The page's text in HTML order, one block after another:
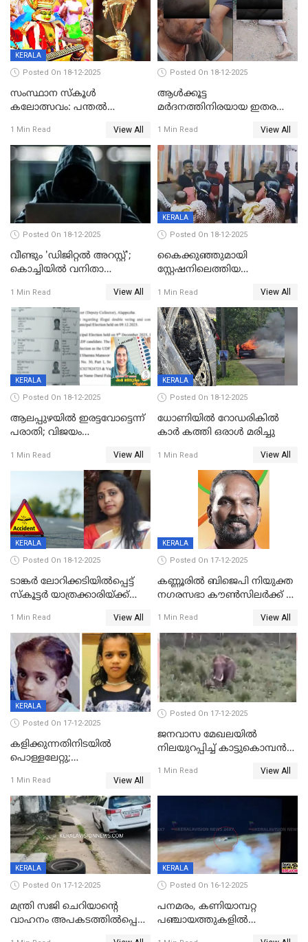
KERALA
Posted On 18-12-2025
സംസ്ഥാന സ്കൂൾ
കലോത്സവം: പന്തൽ
1 Min Read View All
Posted On 18-12-2025
ആൾക്കൂട്ട
മർദനത്തിനിരയായ ഇതര
നടുക്കുന്ന സംഭവം
വാളയാറിൽ
1 Min Read View All
Posted On 18-12-2025
വീണ്ടും 'ഡിജിറ്റല്‍ അറസ്റ്റ്';
കൊച്ചിയില്‍ വനിതാ
കോടി രൂപ
1 Min Read View All
KERALA
Posted On 18-12-2025
കൈക്കുഞ്ഞുമായി
സ്റ്റേഷനിലെത്തിയ
കരണത്തടിച്ചു; CC ടിവി
ദൃശ്യങ്ങൾ പുറത്ത്
1 Min Read View All
KERALA
Posted On 18-12-2025
ആലപ്പുഴയിൽ ഇരട്ടവോട്ടെന്ന്
പരാതി; വിജയം
വാർഡിലെ എൽഡിഎഫ്
സ്ഥാനാർത്ഥി
1 Min Read View All
KERALA
Posted On 18-12-2025
ധോണിയിൽ റോഡരികിൽ
കാർ കത്തി ഒരാൾ മരിച്ചു
1 Min Read View All
KERALA
Posted On 18-12-2025
ടാങ്കർ ലോറിക്കടിയിൽപ്പെട്ട്
സ്കൂട്ടർ യാത്രക്കാരിയ്ക്ക്
കണ്ടോത്ത് ദേശീയ പാതയിൽ
1 Min Read View All
KERALA
Posted On 17-12-2025
കണ്ണൂരിൽ ബിജെപി നിയുക്ത
നഗരസഭാ കൗൺസിലർക്ക് 36
1 Min Read View All
KERALA
Posted On 17-12-2025
കളിക്കുന്നതിനിടയിൽ
പൊള്ളലേറ്റു;
ക്ലാസ് വിദ്യാർത്ഥിനി മരിച്ചു
1 Min Read View All
Posted On 17-12-2025
ജനവാസ മേഖലയില്‍
നിലയുറപ്പിച്ച് കാട്ടുകൊമ്പന്‍
1 Min Read View All
KERALA
Posted On 17-12-2025
മന്ത്രി സജി ചെറിയാന്റെ
വാഹനം അപകടത്തിൽപ്പെട്ടു;
KERALA
Posted On 16-12-2025
പനമരം, കണിയാമ്പറ്റ
പഞ്ചായത്തുകളിൽ